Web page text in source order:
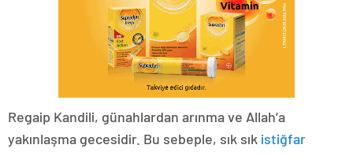
Regaip Kandili, günahlardan arınma ve Allah’a
yakınlaşma gecesidir. Bu sebeple, sık sık istiğfar